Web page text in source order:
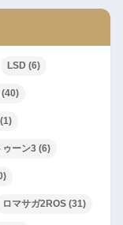
LSD (6)
(40)
(1)
ゥーン3 (6)
ロマサガ2ROS (31)